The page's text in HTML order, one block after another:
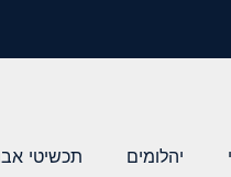
יהלומים תכשיטי